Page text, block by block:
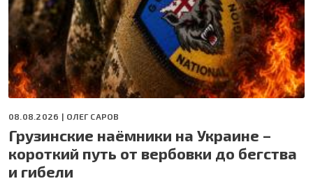
08.08.2026 | ОЛЕГ САРОВ
Грузинские наёмники на Украине –
короткий путь от вербовки до бегства
и гибели